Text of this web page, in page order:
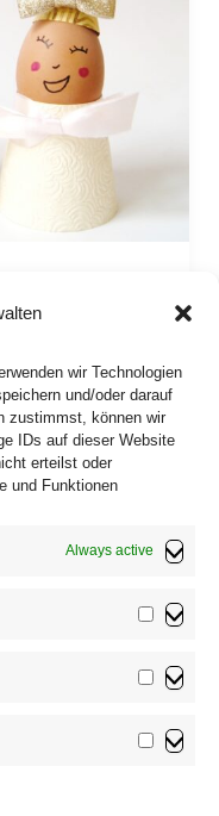
wir Technologien
und/oder darauf
zustimmst, können wir
IDs auf dieser Website
erteilst oder
und Funktionen
Always active
So today
with the